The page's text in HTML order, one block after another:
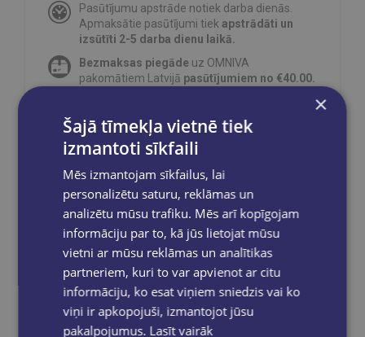
Pasūtījumu apstrāde notiek darba dienās.
Apmaksātie pasūtījumi tiekapstrādāti un
izsūtīti 2-5 darba dienu laikā.
Bezmaksas piegāde uz OMNIVA
pakomātiem Latvijā pasūtījumiem no €40.00.
grāmatnīcā 1-5 darba dienu laikā, kad
pasūtījums būs gatavs saņemšanai, saņemsi
e-pastu un/ vai SMS.
Dalies sociālajos tīklos:
×
Šajā tīmekļa vietnē tiek
izmantoti sīkfaili
Mēs izmantojam sīkfailus, lai
personalizētu saturu, reklāmas un
analizētu mūsu trafiku. Mēs arī kopīgojam
informāciju par to, kā jūs lietojat mūsu
vietni ar mūsu reklāmas un analītikas
partneriem, kuri to var apvienot ar citu
informāciju, ko esat viņiem sniedzis vai ko
viņi ir apkopojuši, izmantojot jūsu
pakalpojumus. Lasīt vairāk